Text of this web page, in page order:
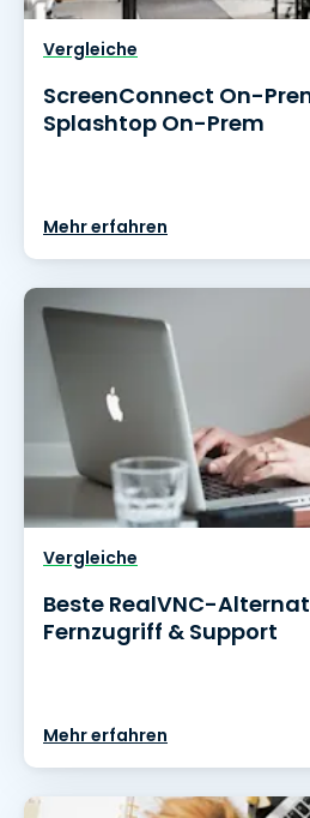
Vergleiche
ScreenConnect On-
Splashtop On-Prem
Mehr erfahren
Vergleiche
Beste RealVNC-
Fernzugriff & Support
Mehr erfahren